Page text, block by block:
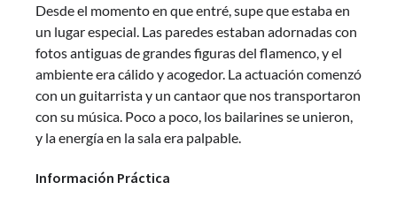
Desde el momento en que entré, supe que estaba en
un lugar especial. Las paredes estaban adornadas con
fotos antiguas de grandes figuras del flamenco, y el
ambiente era cálido y acogedor. La actuación comenzó
con un guitarrista y un cantaor que nos transportaron
con su música. Poco a poco, los bailarines se unieron,
y la energía en la sala era palpable.
Información Práctica